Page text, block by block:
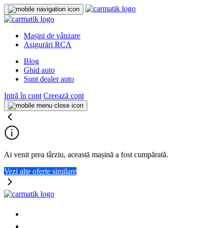
Mașini de vânzare
Asigurări RCA
Blog
Ghid auto
Sunt dealer auto
Intră în cont Creează cont
Ai venit prea târziu, această mașină a fost cumpărată.
Vezi alte oferte similare